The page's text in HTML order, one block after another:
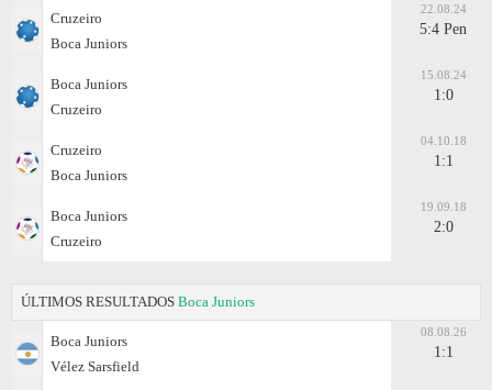
Cruzeiro
Boca Juniors
22.08.24
5:4 Pen
Boca Juniors
Cruzeiro
15.08.24
1:0
Cruzeiro
Boca Juniors
04.10.18
1:1
Boca Juniors
Cruzeiro
19.09.18
2:0
ÚLTIMOS RESULTADOS Boca Juniors
Boca Juniors
Vélez Sarsfield
08.08.26
1:1